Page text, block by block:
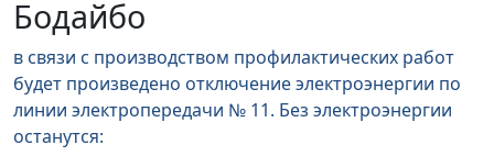
Бодайбо
в связи с производством профилактических работ
будет произведено отключение электроэнергии по
линии электропередачи № 11. Без электроэнергии
останутся: